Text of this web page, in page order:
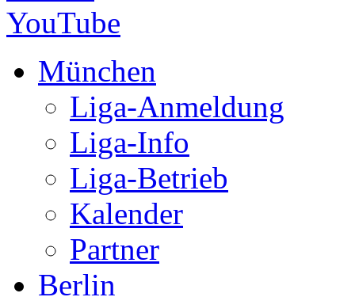
München
Liga-Anmeldung
Liga-Info
Liga-Betrieb
Kalender
Partner
Berlin